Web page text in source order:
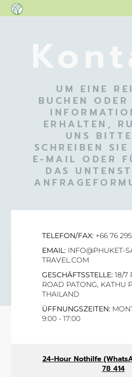
UM EINE
BUCHEN ODER
ERHALTEN,
UNS
SCHREIBEN
E-MAIL ODER
DAS
TELEFON/FAX:+66 76
EMAIL:INFO@PHUKET-
TRAVEL.COM
GESCHÄFTSSTELLE:18/7
ROAD PATONG, KATHU
THAILAND
ÜFFNUNGSZEITEN:
9:00 - 17:00
24-Hour Nothilfe
78 414